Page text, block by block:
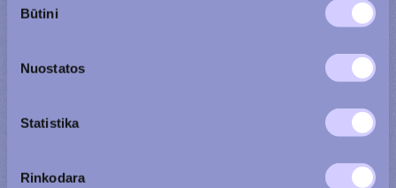
pasirinkimas
Būtini
Nuostatos
Statistika
Rinkodara
Susipažinau su